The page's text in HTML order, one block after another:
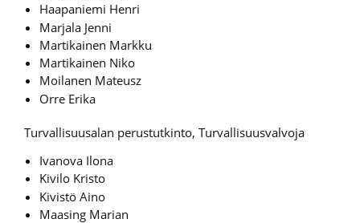
Haapaniemi Henri
Marjala Jenni
Martikainen Markku
Martikainen Niko
Moilanen Mateusz
Orre Erika
Turvallisuusalan perustutkinto, Turvallisuusvalvoja
Ivanova Ilona
Kivilo Kristo
Kivistö Aino
Maasing Marian